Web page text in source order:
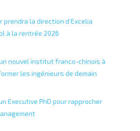
prendra la direction d’Excelia
à la rentrée 2026
nouvel institut franco-chinois à
les ingénieurs de demain
un Executive PhD pour rapprocher